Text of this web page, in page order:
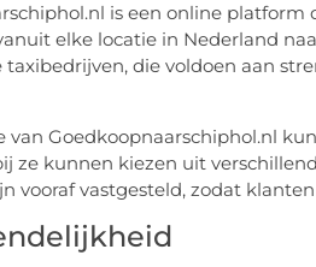
is een online
elke locatie in Nederland
taxibedrijven, die voldoen aan
van Goedkoopnaarschiphol.nl
ze kunnen kiezen uit
vooraf vastgesteld, zodat